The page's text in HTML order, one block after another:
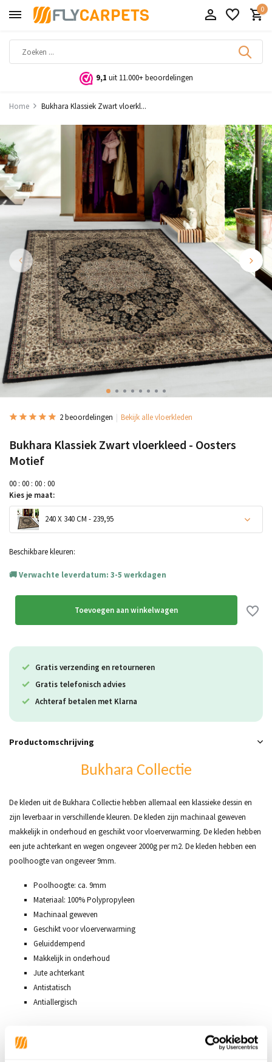
0
9,1 uit 11.000+ beoordelingen
Home Bukhara Klassiek Zwart vloerkl...
2 beoordelingen Bekijk alle vloerkleden
Bukhara Klassiek Zwart vloerkleed - Oosters
Motief
00 : 00 : 00 : 00
Kies je maat:
240 X 340 CM - 239,95
Beschikbare kleuren:
Verwachte leverdatum: 3-5 werkdagen
Toevoegen aan winkelwagen
Gratis verzending en retourneren
Gratis telefonisch advies
Achteraf betalen met Klarna
Productomschrijving
Bukhara Collectie
De kleden uit de Bukhara Collectie hebben allemaal een klassieke dessin en
zijn leverbaar in verschillende kleuren. De kleden zijn machinaal geweven
makkelijk in onderhoud en geschikt voor vloerverwarming. De kleden hebben
een jute achterkant en wegen ongeveer 2000g per m2. De kleden hebben een
poolhoogte van ongeveer 9mm.
Poolhoogte: ca. 9mm
Materiaal: 100% Polypropyleen
Machinaal geweven
Geschikt voor vloerverwarming
Geluiddempend
Makkelijk in onderhoud
Jute achterkant
Antistatisch
Antiallergisch
Productspecificaties